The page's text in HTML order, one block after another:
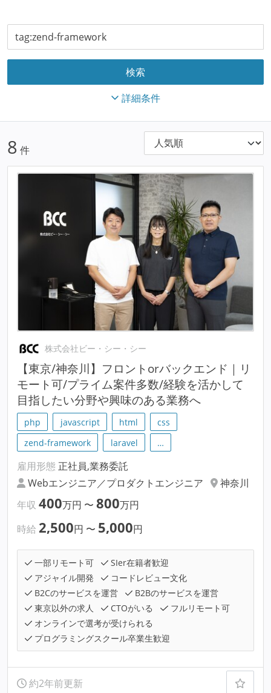
詳細条件
8 件
株式会社ビー・シー・シー
【東京/神奈川】フロントorバックエンド｜リ
モート可/プライム案件多数/経験を活かして
目指したい分野や興味のある業務へ
php javascript html
css
zend-framework
laravel …
雇用形態 正社員,業務委託
Webエンジニア／プロダクトエンジニア
神奈川
年収 400万円 〜 800万円
時給 2,500円 〜 5,000円
一部リモート可
SIer在籍者歓迎
アジャイル開発
コードレビュー文化
B2Cのサービスを運営
B2Bのサービスを運営
東京以外の求人
CTOがいる
フルリモート可
オンラインで選考が受けられる
プログラミングスクール卒業生歓迎
約2年前更新